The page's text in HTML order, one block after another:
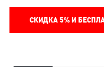
СКИДКА 5%И